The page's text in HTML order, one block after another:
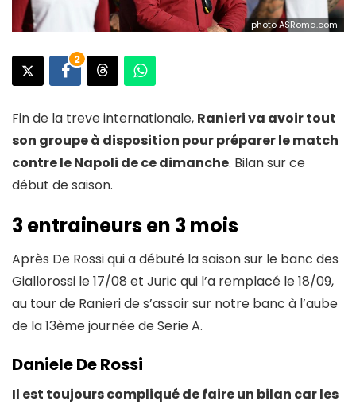
photo ASRoma.com
2
Fin de la treve internationale, Ranieri va avoir tout
son groupe à disposition pour préparer le match
contre le Napoli de ce dimanche. Bilan sur ce
début de saison.
3 entraineurs en 3 mois
Après De Rossi qui a débuté la saison sur le banc des
Giallorossi le 17/08 et Juric qui l’a remplacé le 18/09,
au tour de Ranieri de s’assoir sur notre banc à l’aube
de la 13ème journée de Serie A.
Daniele De Rossi
Il est toujours compliqué de faire un bilan car les